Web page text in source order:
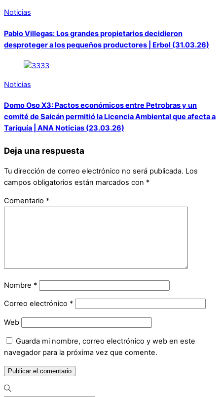
Noticias
Pablo Villegas: Los grandes propietarios decidieron
desproteger a los pequeños productores | Erbol (31.03.26)
Noticias
Domo Oso X3: Pactos económicos entre Petrobras y un
comité de Saicán permitió la Licencia Ambiental que afecta a
Tariquía | ANA Noticias (23.03.26)
Deja una respuesta
Tu dirección de correo electrónico no será publicada. Los
campos obligatorios están marcados con *
Comentario *
Nombre *
Correo electrónico *
Web
Guarda mi nombre, correo electrónico y web en este
navegador para la próxima vez que comente.